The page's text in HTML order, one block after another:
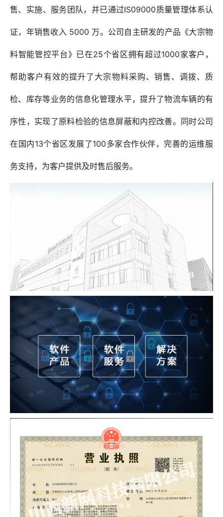
售、实施、服务团队，并已通过IS09000质量管理体系认
证，年销售收入 5000 万。公司自主研发的产品《大宗物
料智能管控平台》已在25个省区拥有超过1000家客户，
帮助客户有效的提升了大宗物料采购、销售、调拨、质
检、库存等业务的信息化管理水平，提升了物流车辆的有
序性，实现了原料检验的信息屏蔽和内控改善。同时公司
在国内13个省区发展了100多家合作伙伴，完善的运维服
务支持，为客户提供及时售后服务。